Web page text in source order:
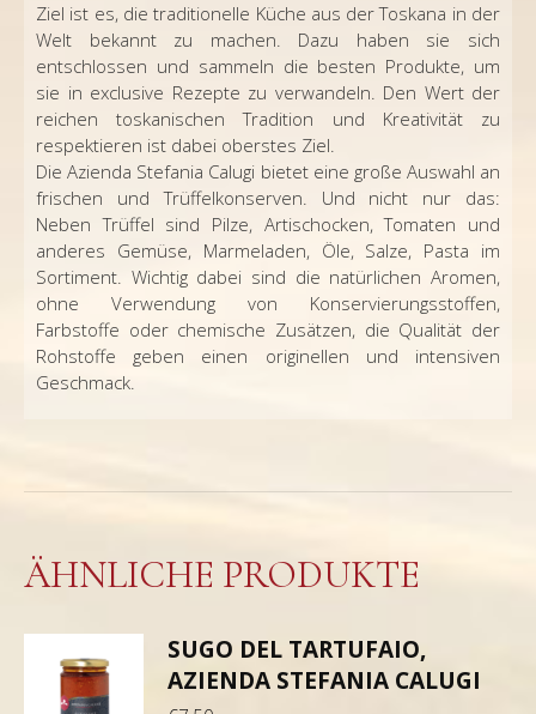
Ziel ist es, die traditionelle Küche aus der Toskana in der
Welt bekannt zu machen. Dazu haben sie sich
entschlossen und sammeln die besten Produkte, um
sie in exclusive Rezepte zu verwandeln. Den Wert der
reichen toskanischen Tradition und Kreativität zu
respektieren ist dabei oberstes Ziel.
Die Azienda Stefania Calugi bietet eine große Auswahl an
frischen und Trüffelkonserven. Und nicht nur das:
Neben Trüffel sind Pilze, Artischocken, Tomaten und
anderes Gemüse, Marmeladen, Öle, Salze, Pasta im
Sortiment. Wichtig dabei sind die natürlichen Aromen,
ohne Verwendung von Konservierungsstoffen,
Farbstoffe oder chemische Zusätzen, die Qualität der
Rohstoffe geben einen originellen und intensiven
Geschmack.
ÄHNLICHE PRODUKTE
SUGO DEL TARTUFAIO,
AZIENDA STEFANIA CALUGI